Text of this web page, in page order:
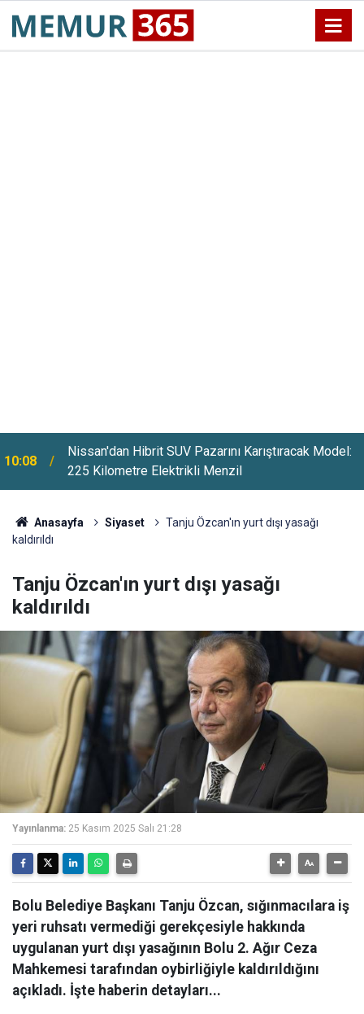
10:08
Nissan'dan Hibrit SUV Pazarını Karıştıracak Model:
225 Kilometre Elektrikli Menzil
09:42 EGM'ye 6 Bin 250 Yeni Kadro İhdas Edildi
Anasayfa Siyaset
Tanju Özcan'ın yurt dışı yasağı
kaldırıldı
Tanju Özcan'ın yurt dışı yasağı
kaldırıldı
Yayınlanma: 25 Kasım 2025 Salı 21:28
Bolu Belediye Başkanı Tanju Özcan, sığınmacılara iş
yeri ruhsatı vermediği gerekçesiyle hakkında
uygulanan yurt dışı yasağının Bolu 2. Ağır Ceza
Mahkemesi tarafından oybirliğiyle kaldırıldığını
açıkladı. İşte haberin detayları...